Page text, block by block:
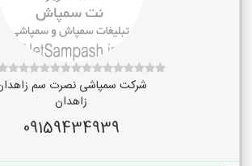
شرکت سمپاشی نصرت سم
زاهدان
09159434939